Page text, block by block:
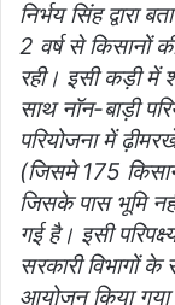
निर्भय सिंह द्वारा
2 वर्ष से किसानों
रही। इसी कड़ी में
साथ नॉन-बाड़ी
परियोजना में
(जिसमे 175
जिसके पास भूमि
गई है। इसी
सरकारी विभागों
आयोजन किया